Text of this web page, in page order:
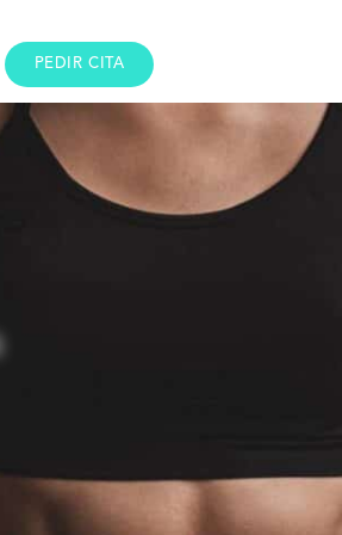
PEDIR CITA